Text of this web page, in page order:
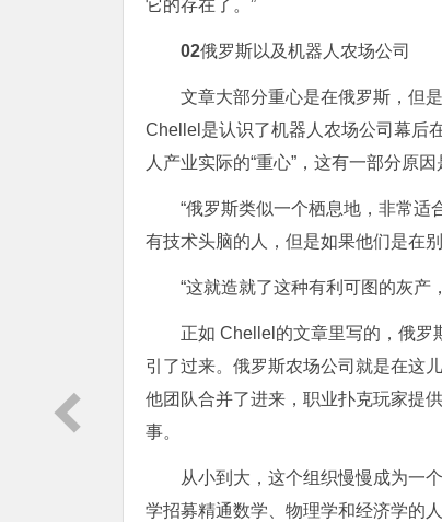
它的存在了。”
02俄罗斯以及机器人农场公司
文章大部分重心是在俄罗斯，但
Chellel是认识了机器人农场公司幕后
人产业实际的“重心”，这有一部分原
“俄罗斯类似一个栖息地，非常
有技术头脑的人，但是如果他们是在
“这就造就了这种有利可图的灰产
正如 Chellel的文章里写的，俄罗
引了过来。俄罗斯农场公司就是在这
他团队合并了进来，职业扑克玩家提
事。
从小到大，这个组织慢慢成为一
学招募精通数学、物理学和经济学的人